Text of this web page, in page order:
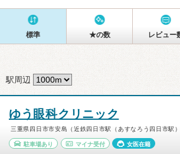
標準 ★の数 レビュー
駅周辺
ゆう眼科クリニック
三重県四日市市安島（近鉄四日市駅（あすなろう四日市駅
駐車場あり マイナ受付 女医在籍